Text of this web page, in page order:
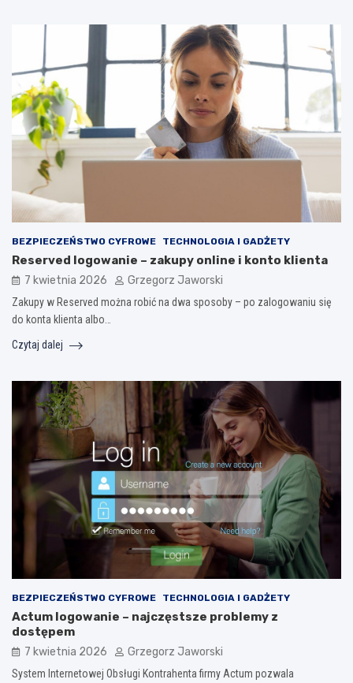
BEZPIECZEŃSTWO CYFROWE TECHNOLOGIA I GADŻETY
Reserved logowanie – zakupy online i konto klienta
7 kwietnia 2026 Grzegorz Jaworski
Zakupy w Reserved można robić na dwa sposoby – po zalogowaniu się
do konta klienta albo…
Czytaj dalej
BEZPIECZEŃSTWO CYFROWE TECHNOLOGIA I GADŻETY
Actum logowanie – najczęstsze problemy z
dostępem
7 kwietnia 2026 Grzegorz Jaworski
System Internetowej Obsługi Kontrahenta firmy Actum pozwala